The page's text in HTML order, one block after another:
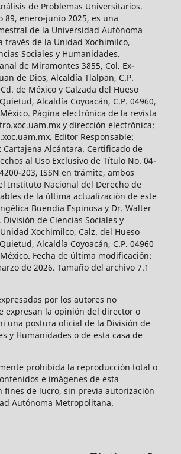
de Problemas Universitarios.
89, enero-junio 2025, es una
de la Universidad Autónoma
través de la Unidad Xochimilco,
Sociales y Humanidades.
de Miramontes 3855, Col. Ex-
de Dios, Alcaldía Tlalpan, C.P.
de México y Calzada del Hueso
Alcaldía Coyoacán, C.P. 04960,
Página electrónica de la revista
y dirección electrónica:
Editor Responsable:
Cartajena Alcántara. Certificado de
al Uso Exclusivo de Título No. 04-
203, ISSN en trámite, ambos
Instituto Nacional del Derecho de
de la última actualización de este
Buendía Espinosa y Dr. Walter
División de Ciencias Sociales y
Xochimilco, Calz. del Hueso
Alcaldía Coyoacán, C.P. 04960
Fecha de última modificación:
de 2026. Tamaño del archivo 7.1
por los autores no
expresan la opinión del director o
una postura oficial de la División de
y Humanidades o de esta casa de
prohibida la reproducción total o
e imágenes de esta
fines de lucro, sin previa autorización
Autónoma Metropolitana.